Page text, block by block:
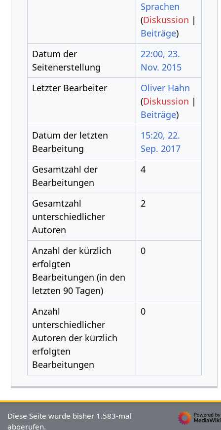
Sprachen
(Diskussion |
Beiträge)
Datum der
Seitenerstellung
22:00, 23.
Nov. 2015
Letzter Bearbeiter
Oliver Hahn
(Diskussion |
Beiträge)
Datum der letzten
Bearbeitung
15:20, 22.
Sep. 2017
Gesamtzahl der
Bearbeitungen
4
Gesamtzahl
unterschiedlicher
Autoren
2
Anzahl der kürzlich
erfolgten
Bearbeitungen (in den
letzten 90 Tagen)
0
Anzahl
unterschiedlicher
Autoren der kürzlich
erfolgten
Bearbeitungen
0
Diese Seite wurde bisher 1.583-mal
abgerufen.